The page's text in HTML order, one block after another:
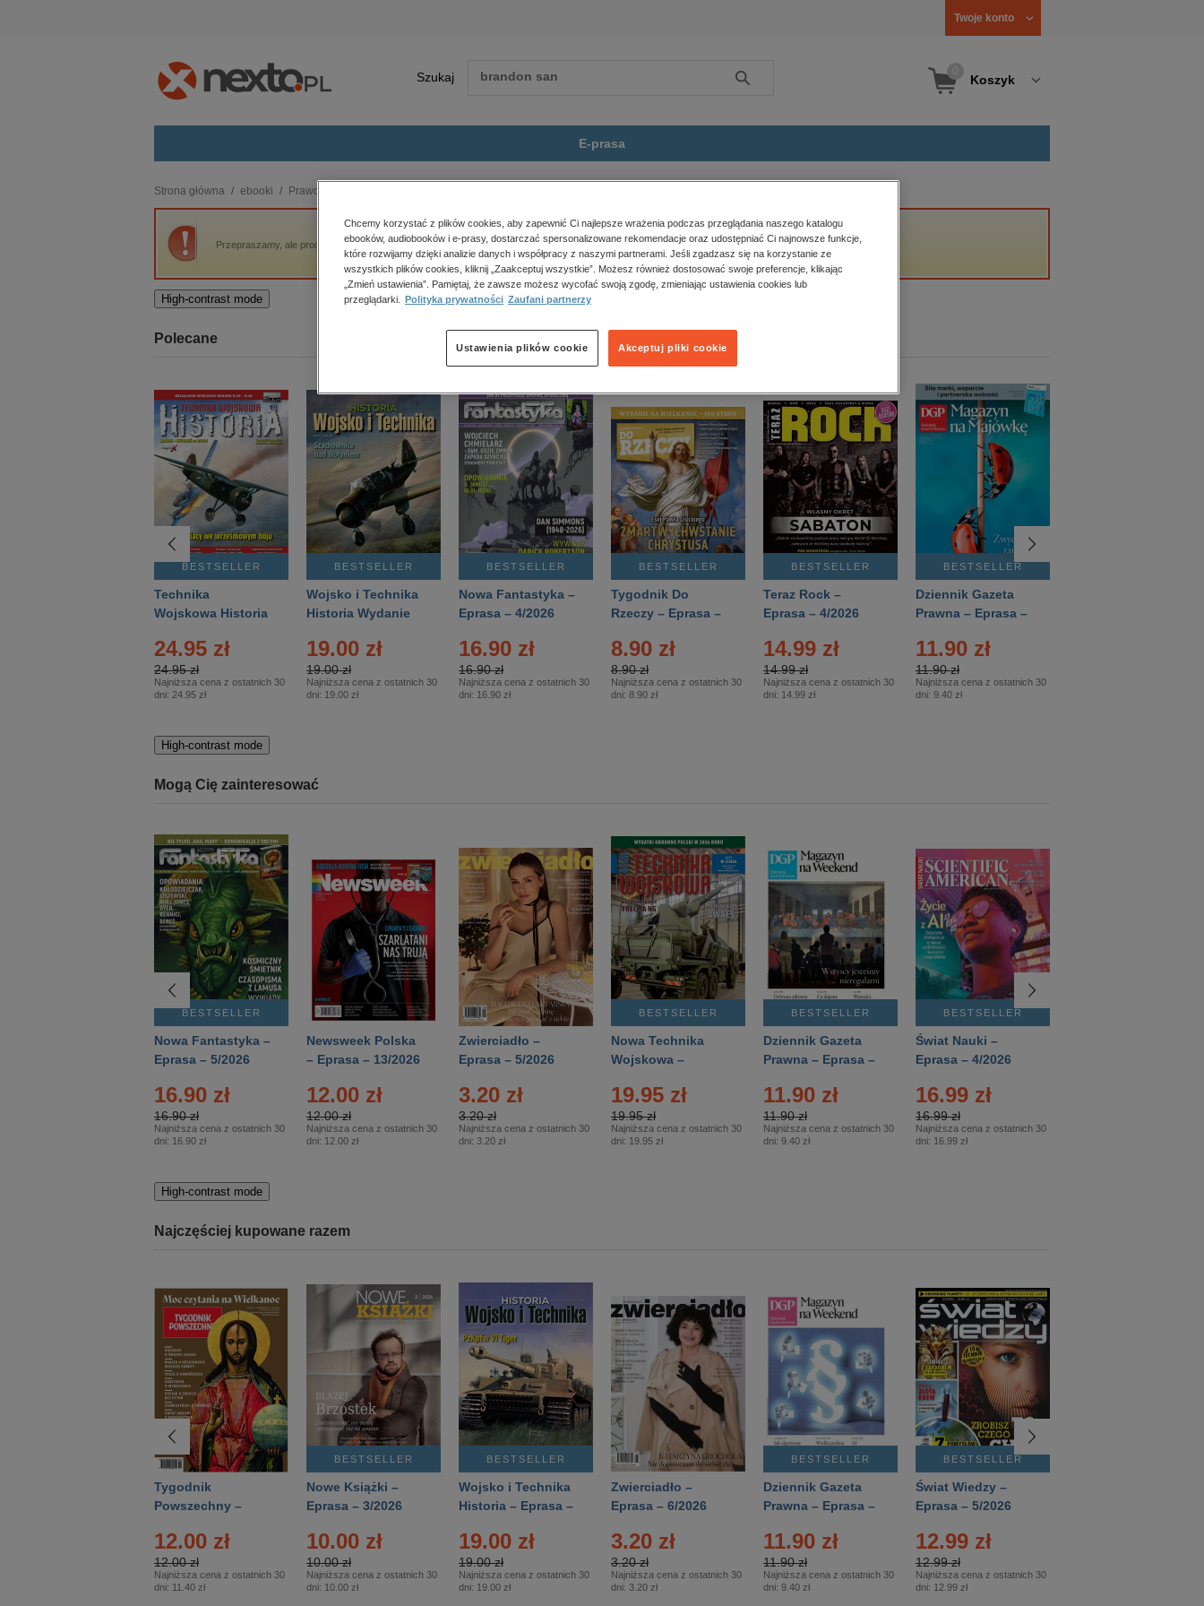
Twoje konto
Szukaj Szukaj Koszyk
E-prasa
budownictwo, aranżacja wnętrz
biznesowe, branżowe, gospodarka
darmowe wydania
edukacja
kobiece, lifestyle, kultura
polityka, społeczno-informacyjne
psychologiczne
inne
popularno-naukowe
historia
zdrowie
religie
Strona główna ebooki Prawo i Podatki
Przepraszamy, ale produkt „Procedury bezpieczeństwa w czasie pandemii covid-19 cz. 2” nie jest dostępny.
High-contrast mode
Polecane
BESTSELLER
Technika
Wojskowa Historia
24.95 zł
24.95 zł
Najniższa cena z ostatnich 30
dni: 24.95 zł
BESTSELLER
Wojsko i Technika
Historia Wydanie
– 2/2026
19.00 zł
19.00 zł
Najniższa cena z ostatnich 30
dni: 19.00 zł
BESTSELLER
Nowa Fantastyka –
Eprasa – 4/2026
16.90 zł
16.90 zł
Najniższa cena z ostatnich 30
dni: 16.90 zł
BESTSELLER
Tygodnik Do
Rzeczy – Eprasa –
8.90 zł
8.90 zł
Najniższa cena z ostatnich 30
dni: 8.90 zł
BESTSELLER
Teraz Rock –
Eprasa – 4/2026
14.99 zł
14.99 zł
Najniższa cena z ostatnich 30
dni: 14.99 zł
BESTSELLER
Dziennik Gazeta
Prawna – Eprasa –
11.90 zł
11.90 zł
Najniższa cena z ostatnich 30
dni: 9.40 zł
High-contrast mode
Mogą Cię zainteresować
BESTSELLER
Nowa Fantastyka –
Eprasa – 5/2026
16.90 zł
16.90 zł
Najniższa cena z ostatnich 30
dni: 16.90 zł
Newsweek Polska
– Eprasa – 13/2026
12.00 zł
12.00 zł
Najniższa cena z ostatnich 30
dni: 12.00 zł
Zwierciadło –
Eprasa – 5/2026
3.20 zł
3.20 zł
Najniższa cena z ostatnich 30
dni: 3.20 zł
BESTSELLER
Nowa Technika
Wojskowa –
19.95 zł
19.95 zł
Najniższa cena z ostatnich 30
dni: 19.95 zł
BESTSELLER
Dziennik Gazeta
Prawna – Eprasa –
11.90 zł
11.90 zł
Najniższa cena z ostatnich 30
dni: 9.40 zł
BESTSELLER
Świat Nauki –
Eprasa – 4/2026
16.99 zł
16.99 zł
Najniższa cena z ostatnich 30
dni: 16.99 zł
High-contrast mode
Najczęściej kupowane razem
Tygodnik
Powszechny –
12.00 zł
12.00 zł
Najniższa cena z ostatnich 30
dni: 11.40 zł
BESTSELLER
Nowe Książki –
Eprasa – 3/2026
10.00 zł
10.00 zł
Najniższa cena z ostatnich 30
dni: 10.00 zł
BESTSELLER
Wojsko i Technika
Historia – Eprasa –
19.00 zł
19.00 zł
Najniższa cena z ostatnich 30
dni: 19.00 zł
Zwierciadło –
Eprasa – 6/2026
3.20 zł
3.20 zł
Najniższa cena z ostatnich 30
dni: 3.20 zł
BESTSELLER
Dziennik Gazeta
Prawna – Eprasa –
11.90 zł
11.90 zł
Najniższa cena z ostatnich 30
dni: 9.40 zł
BESTSELLER
Świat Wiedzy –
Eprasa – 5/2026
12.99 zł
12.99 zł
Najniższa cena z ostatnich 30
dni: 12.99 zł
Chcemy korzystać z plików cookies, aby zapewnić Ci najlepsze wrażenia podczas przeglądania naszego katalogu
ebooków, audiobooków i e-prasy, dostarczać spersonalizowane rekomendacje oraz udostępniać Ci najnowsze funkcje,
które rozwijamy dzięki analizie danych i współpracy z naszymi partnerami. Jeśli zgadzasz się na korzystanie ze
wszystkich plików cookies, kliknij „Zaakceptuj wszystkie”. Możesz również dostosować swoje preferencje, klikając
„Zmień ustawienia”. Pamiętaj, że zawsze możesz wycofać swoją zgodę, zmieniając ustawienia cookies lub
przeglądarki.
Polityka prywatności Zaufani partnerzy
Akceptuj pliki cookie
Ustawienia plików cookie